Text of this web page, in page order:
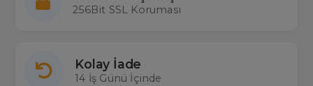
256Bit SSL Koruması
Kolay İade
14 İş Günü İçinde